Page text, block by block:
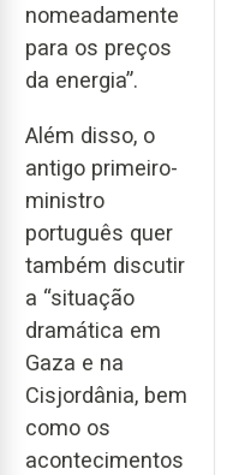
nomeadamente
para os preços
da energia”.
Além disso, o
antigo primeiro-
ministro
português quer
também discutir
a “situação
dramática em
Gaza e na
Cisjordânia, bem
como os
acontecimentos